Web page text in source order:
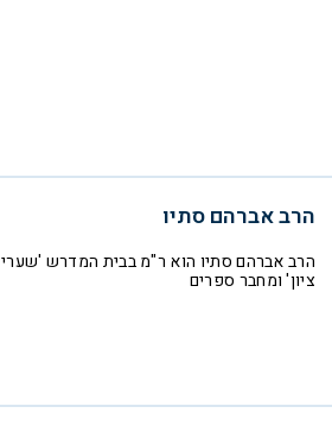
הרב אברהם סתיו
הרב אברהם סתיו הוא ר"מ בבית המדרש 'שערי
ציון' ומחבר ספרים